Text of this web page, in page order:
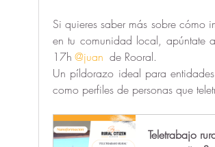
Si quieres saber más sobre cómo
en tu comunidad local, apúntate
17h @juan de Rooral.
Un píldorazo ideal para
como perfiles de personas que
Teletrabajo